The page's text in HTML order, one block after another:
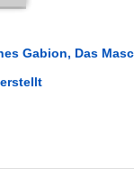
Gabion, Das